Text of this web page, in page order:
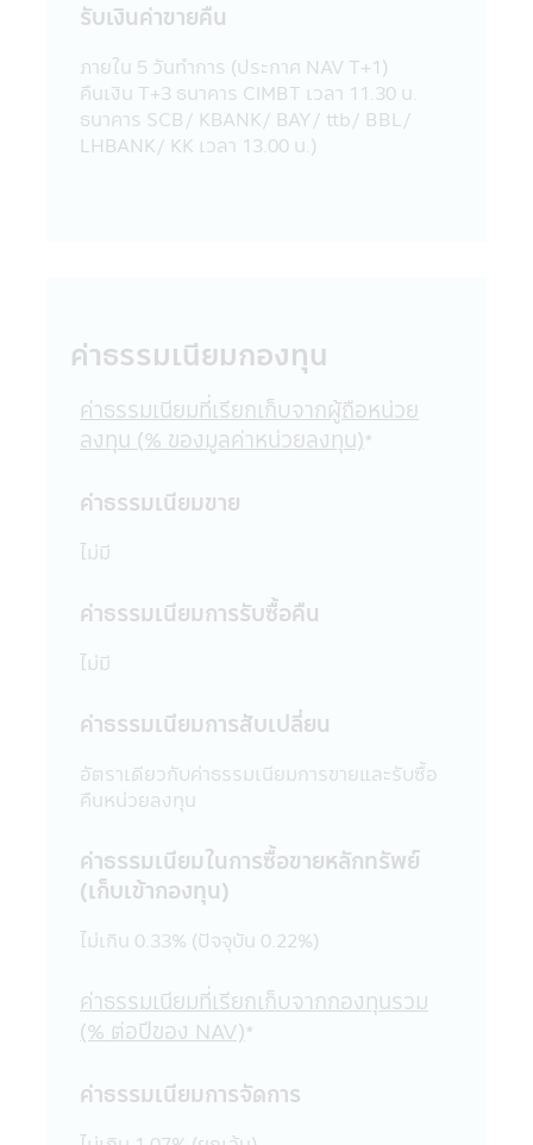
ปรับปรุง หรือเปลี่ยนแปลงข้อมูลใดๆ ใน
แอปพลิเคชันผ่านโทรศัพท์มือถือนี้ได้โดยไม่
จำเป็นต้องแจ้งให้ทราบล่วงหน้า
16. บริษัทจัดการอนุญาตให้พนักงานของ
บริษัทจัดการลงทุนในหลักทรัพย์เพื่อตนเองได้
โดยจะต้องปฏิบัติตามจรรยาบรรณ และ
พนักงานเจ้าหน้าที่ของบริษัท ขอสงวนสิทธิ์ที่จะ
ไม่รับผิดชอบต่อความเสียหายทุกกรณีที่เกิดขึ้น
กับข้อมูล และ/หรือ ระบบสื่อสารของผู้เข้าเยี่ยม
ชม หรือผู้ลงทุน อันเนื่องมาจากการเข้ามาใช้
แอปพลิเคชันผ่านโทรศัพท์มือถือนี้ และ/หรือ
กับบริษัท
ในแอปพลิเคชันผ่านโทรศัพท์มือถือนี้ โดยห้ามมิ
แก้ไขด้วยวิธีการใดๆ ไม่ว่าทั้งหมด หรือบางส่วน
ของข้อมูลในแอปพลิเคชันผ่านโทรศัพท์มือถือนี้
เว้นแต่จะได้รับอนุญาตเป็นลายลักษณ์อักษร
บริหารรวมถึงพนักงานเจ้าหน้าที่ของบริษัท
จัดการขอสงวนสิทธิที่จะไม่รับผิดชอบต่อความ
เสียหายทุกกรณี อันเกิดขึ้นจากการที่บุคคลอื่น
กระทำโดยเจตนา หรือโดยมิได้รับอนุญาตจาก
บริษัทจัดการ แก้ไข เปลี่ยนแปลง รายงาน
แอปพลิเคชันผ่านโทรศัพท์มือถือนี้ และรายงาน
ข้อความ ข้อมูล เอกสาร หรือสื่อใดๆ ใน
ออกไป ไม่ว่าเป็นการเฉพาะเจาะจง หรือเป็นการ
ผิด หรือก่อให้เกิดความเสียหายต่อทรัพย์สิน
หรือชื่อเสียงของบริษัทจัดการ หรือ บุคคลอื่น
19. การแก้ไขเปลี่ยนแปลง รายงาน ข้อความ
โทรศัพท์มือถือนี้ด้วยวิธีการใดๆ โดยเจตนา
รับเงินค่าขายคืน
ภายใน 5 วันทําการ (ประกาศ NAV T+1)
คืนเงิน T+3 ธนาคาร CIMBT เวลา 11.30 น.
ธนาคาร SCB/ KBANK/ BAY/ ttb/ BBL/
LHBANK/ KK เวลา 13.00 น.)
ค่าธรรมเนียมกองทุน
ค่าธรรมเนียมที่เรียกเก็บจากผู้ถือหน่วย
ลงทุน (% ของมูลค่าหน่วยลงทุน)*
ค่าธรรมเนียมขาย
ไม่มี
ค่าธรรมเนียมการรับซื้อคืน
ไม่มี
ค่าธรรมเนียมการสับเปลี่ยน
อัตราเดียวกับค่าธรรมเนียมการขายและรับซื้อ
คืนหน่วยลงทุน
ค่าธรรมเนียมในการซื้อขายหลักทรัพย์
(เก็บเข้ากองทุน)
ไม่เกิน 0.33% (ปัจจุบัน 0.22%)
ค่าธรรมเนียมที่เรียกเก็บจากกองทุนรวม
(% ต่อปีของ NAV)*
ค่าธรรมเนียมการจัดการ